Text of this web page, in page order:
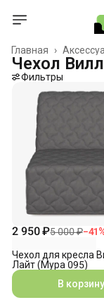
Главная ›
Чехол
Фильтры
2 950 ₽5 000 ₽−41
Чехол для кресла
Лайт (Мура 095)
В корзину